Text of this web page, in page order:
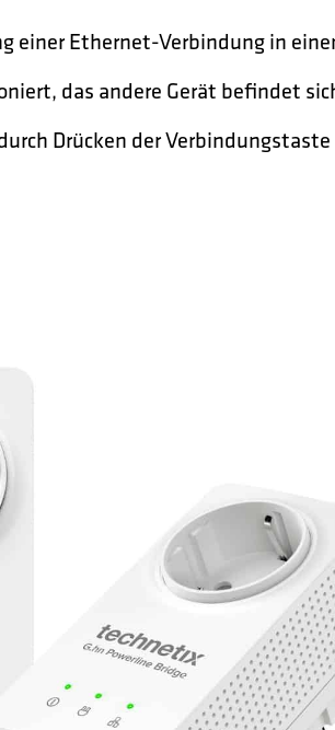
einer Ethernet-Verbindung in
das andere Gerät befindet
Drücken der